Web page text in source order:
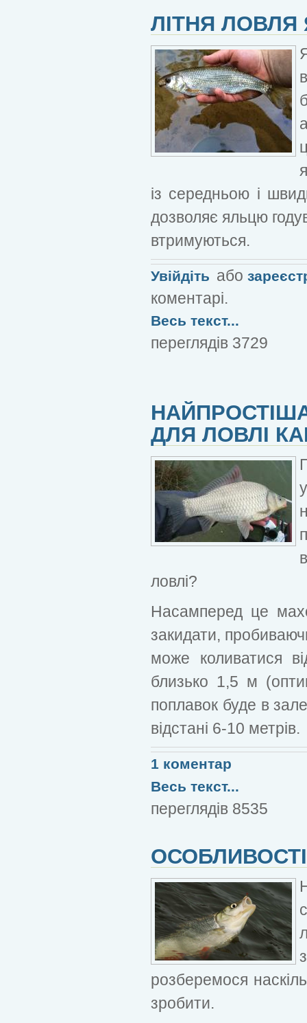
ЛІТНЯ ЛОВЛЯ
із середньою і
дозволяє яльцю
втримуються.
Увійдіть або
коментарі.
Весь текст...
переглядів 3729
ДЛЯ ЛОВЛІ
ловлі?
Насамперед це
закидати,
може коливатися
близько 1,5 м
поплавок буде в
відстані 6-10 метрів.
1 коментар
Весь текст...
переглядів 8535
розберемося
зробити.